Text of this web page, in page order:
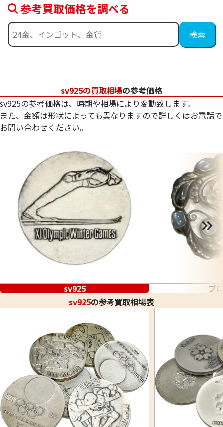
参考買取価格を調べる
sv925の買取相場の参考価格
sv925の参考価格は、時期や相場により変動致します。
また、金額は形状によっても異なりますので詳しくはお電話で
お問い合わせください。
sv925
ブ
sv925の参考買取相場表